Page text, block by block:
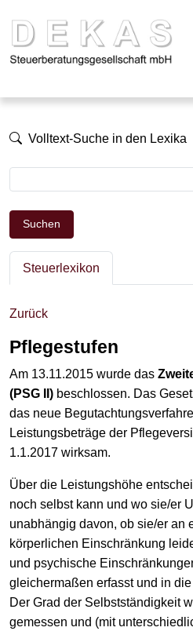
Volltext-Suche in den Lexika
Suchen
Steuerlexikon
Zurück
Pflegestufen
Am 13.11.2015 wurde das
(PSG II) beschlossen. Das
das neue
Leistungsbeträge der
1.1.2017 wirksam.
Über die Leistungshöhe
noch selbst kann und wo sie/er
unabhängig davon, ob sie/er an
körperlichen Einschränkung
und psychische
gleichermaßen erfasst und in
Der Grad der Selbstständigkeit
gemessen und (mit